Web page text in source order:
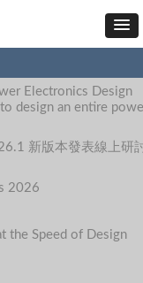
Electronics Design
design an entire
新版本發表線上研
2026
the Speed of Design